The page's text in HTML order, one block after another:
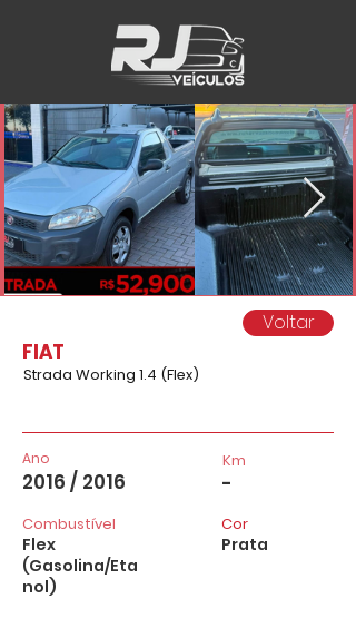
Voltar
FIAT
Strada Working 1.4 (Flex)
Ano
2016 / 2016
Combustível
Flex
(Gasolina/Eta
nol)
Km
-
Cor
Prata